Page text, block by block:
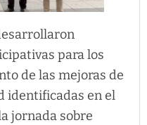
para los
de las mejoras de
identificadas en el
jornada sobre